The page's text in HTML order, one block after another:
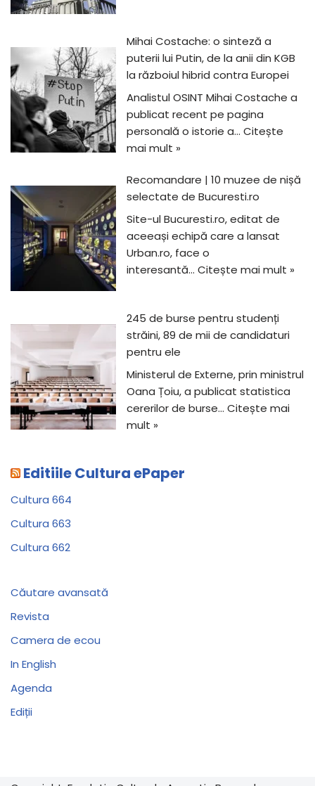
Mihai Costache: o sinteză a
puterii lui Putin, de la anii din KGB
la războiul hibrid contra Europei
Analistul OSINT Mihai Costache a
publicat recent pe pagina
personală o istorie a… Citește
mai mult »
Recomandare | 10 muzee de nișă
selectate de Bucuresti.ro
Site-ul Bucuresti.ro, editat de
aceeași echipă care a lansat
Urban.ro, face o
interesantă… Citește mai mult »
245 de burse pentru studenți
străini, 89 de mii de candidaturi
pentru ele
Ministerul de Externe, prin ministrul
Oana Țoiu, a publicat statistica
cererilor de burse… Citește mai
mult »
Editiile Cultura ePaper
Cultura 664
Cultura 663
Cultura 662
Căutare avansată
Revista
Camera de ecou
In English
Agenda
Ediții